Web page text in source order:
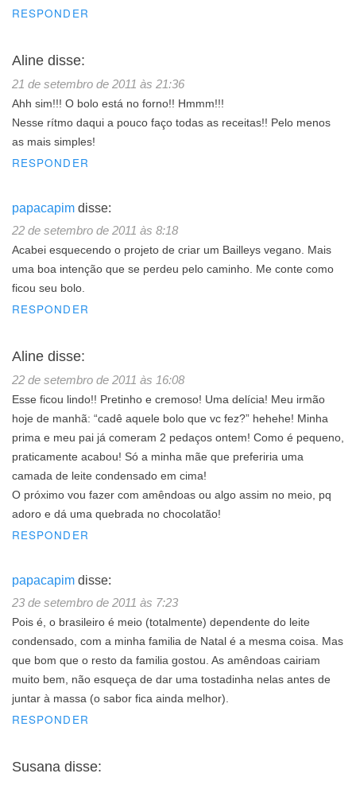
RESPONDER
Aline disse:
21 de setembro de 2011 às 21:36
Ahh sim!!! O bolo está no forno!! Hmmm!!!
Nesse rítmo daqui a pouco faço todas as receitas!! Pelo menos
as mais simples!
RESPONDER
papacapim disse:
22 de setembro de 2011 às 8:18
Acabei esquecendo o projeto de criar um Bailleys vegano. Mais
uma boa intenção que se perdeu pelo caminho. Me conte como
ficou seu bolo.
RESPONDER
Aline disse:
22 de setembro de 2011 às 16:08
Esse ficou lindo!! Pretinho e cremoso! Uma delícia! Meu irmão
hoje de manhã: “cadê aquele bolo que vc fez?” hehehe! Minha
prima e meu pai já comeram 2 pedaços ontem! Como é pequeno,
praticamente acabou! Só a minha mãe que preferiria uma
camada de leite condensado em cima!
O próximo vou fazer com amêndoas ou algo assim no meio, pq
adoro e dá uma quebrada no chocolatão!
RESPONDER
papacapim disse:
23 de setembro de 2011 às 7:23
Pois é, o brasileiro é meio (totalmente) dependente do leite
condensado, com a minha familia de Natal é a mesma coisa. Mas
que bom que o resto da familia gostou. As amêndoas cairiam
muito bem, não esqueça de dar uma tostadinha nelas antes de
juntar à massa (o sabor fica ainda melhor).
RESPONDER
Susana disse: